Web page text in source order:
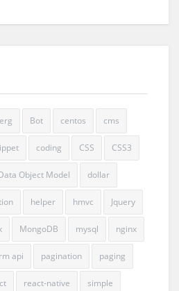
Bot centos cms
coding CSS CSS3
Object Model dollar
helper hmvc Jquery
MongoDB mysql nginx
api pagination paging
react-native simple